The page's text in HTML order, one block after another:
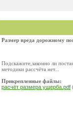
Размер вреда дорожному
Подскажите,законно ли
методики рассчёта нет...
Прикрепленные файлы:
расчёт размера ущерба.pdf